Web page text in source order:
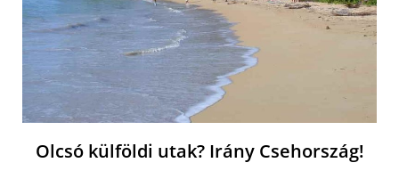
Olcsó külföldi utak? Irány Csehország!